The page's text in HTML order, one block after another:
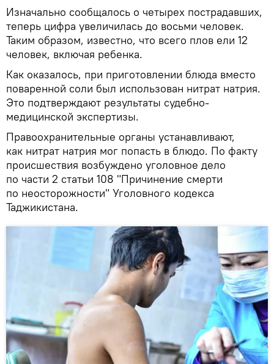
Изначально сообщалось о четырех пострадавших,
теперь цифра увеличилась до восьми человек.
Таким образом, известно, что всего плов ели 12
человек, включая ребенка.
Как оказалось, при приготовлении блюда вместо
поваренной соли был использован нитрат натрия.
Это подтверждают результаты судебно-
медицинской экспертизы.
Правоохранительные органы устанавливают,
как нитрат натрия мог попасть в блюдо. По факту
происшествия возбуждено уголовное дело
по части 2 статьи 108 "Причинение смерти
по неосторожности" Уголовного кодекса
Таджикистана.